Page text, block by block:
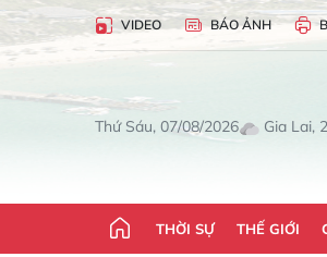
VIDEO BÁO ẢNH
Thứ Sáu, 07/08/2026 Gia Lai,
THỜI SỰ THẾ GIỚI